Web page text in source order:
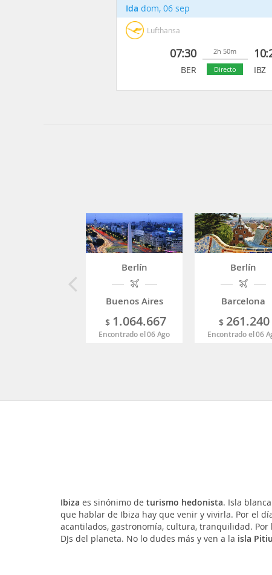
Ida dom, 06 sep
Lufthansa
07:30
BER
2h 50m
Directo
IBZ
Berlín
Buenos Aires
$ 1.064.667
Encontrado el 06 Ago
Berlín
Barcelona
$ 261.240
Encontrado el 06
Ibiza es sinónimo de turismo hedonista. Isla
que hablar de Ibiza hay que venir y vivirla. Por el
acantilados, gastronomía, cultura, tranquilidad.
DJs del planeta. No lo dudes más y ven a la isla